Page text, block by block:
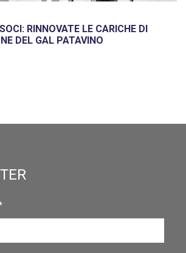
RINNOVATE LE CARICHE DI
DEL GAL PATAVINO